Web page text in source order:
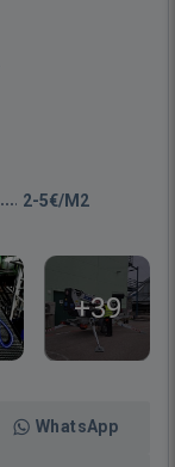
2-5€/M2
+39
WhatsApp